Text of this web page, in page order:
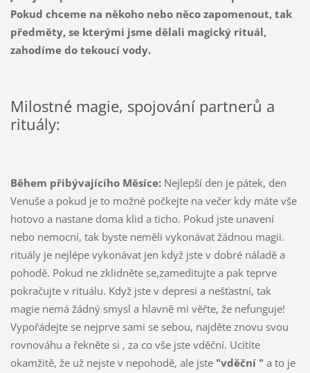
Pokud chceme na někoho nebo něco zapomenout, tak
předměty, se kterými jsme dělali magický rituál,
zahodíme do tekoucí vody.
Milostné magie, spojování partnerů a
rituály:
Během přibývajícího Měsíce: Nejlepší den je pátek, den
Venuše a pokud je to možné počkejte na večer kdy máte vše
hotovo a nastane doma klid a ticho. Pokud jste unavení
nebo nemocní, tak byste neměli vykonávat žádnou magii.
rituály je nejlépe vykonávat jen když jste v dobré náladě a
pohodě. Pokud ne zklidněte se,zameditujte a pak teprve
pokračujte v rituálu. Když jste v depresi a nešťastní, tak
magie nemá žádný smysl a hlavně mi věřte, že nefunguje!
Vypořádejte se nejprve sami se sebou, najděte znovu svou
rovnováhu a řekněte si , za co vše jste vděční. Ucítíte
okamžitě, že už nejste v nepohodě, ale jste "vděční " a to je